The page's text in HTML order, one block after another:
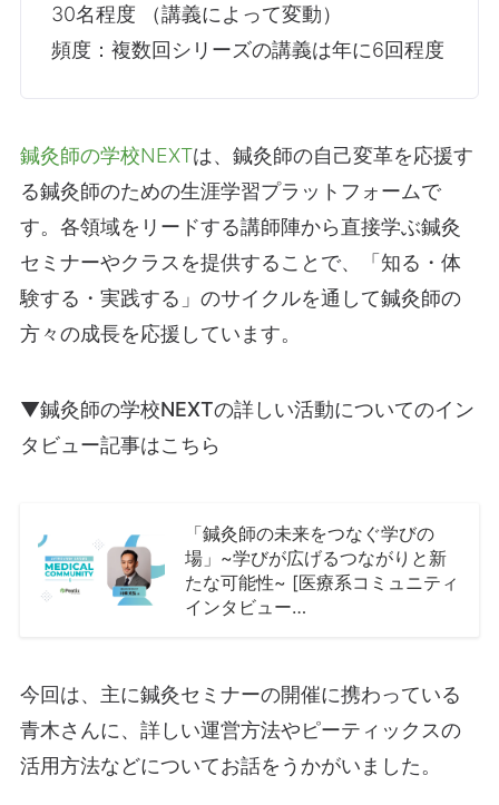
30名程度 （講義によって変動）
頻度：複数回シリーズの講義は年に6回程度
鍼灸師の学校NEXTは、鍼灸師の自己変革を応援す
る鍼灸師のための生涯学習プラットフォームで
す。各領域をリードする講師陣から直接学ぶ鍼灸
セミナーやクラスを提供することで、「知る・体
験する・実践する」のサイクルを通して鍼灸師の
方々の成長を応援しています。
▼鍼灸師の学校NEXTの詳しい活動についてのイン
タビュー記事はこちら
「鍼灸師の未来をつなぐ学びの
場」~学びが広げるつながりと新
たな可能性~ [医療系コミュニティ
インタビュー…
今回は、主に鍼灸セミナーの開催に携わっている
青木さんに、詳しい運営方法やピーティックスの
活用方法などについてお話をうかがいました。